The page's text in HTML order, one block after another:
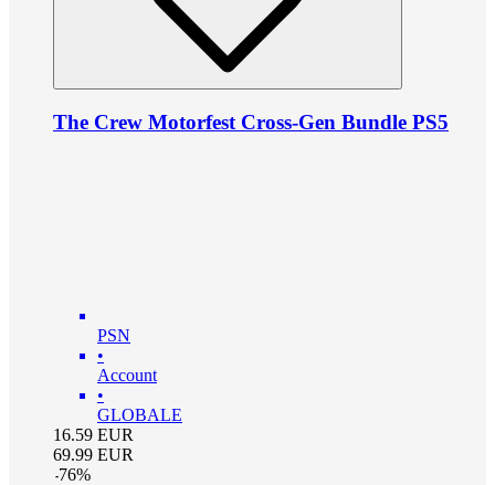
The Crew Motorfest Cross-Gen Bundle PS5
PSN
•
Account
•
GLOBALE
16.59 EUR
69.99 EUR
-76%